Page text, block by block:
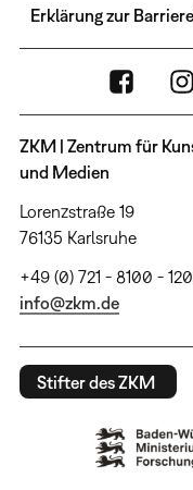
Erklärung zur
ZKM | Zentrum für
und Medien
Lorenzstraße 19
76135 Karlsruhe
+49 (0) 721 - 8100 -
info@zkm.de
Stifter des ZKM